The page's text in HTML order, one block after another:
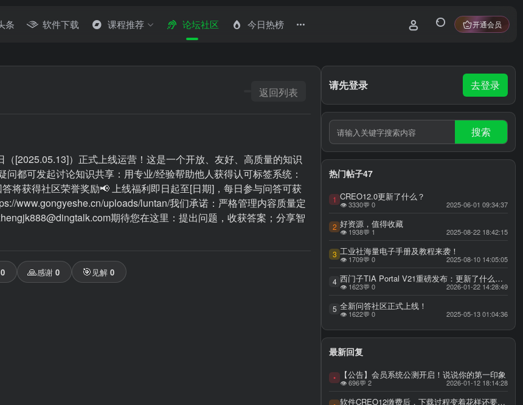
条 软件下载 课程推荐 论坛社区 今日热榜 开通会员
返回列表
[2025.05.13]）正式上线运营！这是一个开放、友好、高质量的知识
都可发起讨论知识共享：用专业/经验帮助他人获得认可标签系统：
将获得社区荣誉奖励📢 上线福利即日起至[日期]，每日参与问答可获
www.gongyeshe.cn/uploads/luntan/我们承诺：严格管理内容质量定
期待您在这里：提出问题，收获答案；分享智
0 🙏感谢 0 🎯 见解 0
请先登录 去登录
搜索
热门帖子47
1 CREO12.0更新了什么？
👁 3330💬 0 2025-06-01 09:34:37
2 好资源，值得收藏
👁 1938💬 1 2025-08-22 18:42:15
3 工业社海量电子手册及教程来袭！
👁 1709💬 0 2025-08-10 14:05:05
4 西门子TIA Portal V21重磅发布：更新了什么功能？AI赋能自动化工程，重构效率与可用性新标杆，西门子博图 TIA Portal V21 官方权威更新全解
👁 1623💬 0 2026-01-22 14:28:49
5 全新问答社区正式上线！
👁 1622💬 0 2025-05-13 01:04:36
最新回复
• 【公告】会员系统公测开启！说说你的第一印象
👁 696💬 2 2026-01-12 18:14:28
软件CREO12缴费后，下载过程变着花样还要缴费，要求退款。